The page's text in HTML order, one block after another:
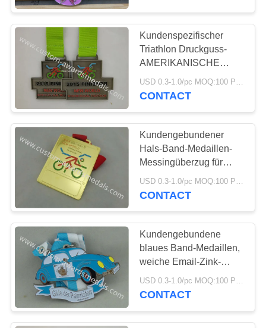
Kundenspezifischer
Triathlon Druckguss-
AMERIKANISCHE
Armee-Medaillen,
weiche Email-Medaillen-
CONTACT
Kundengebundener
Hals-Band-Medaillen-
Messingüberzug für
Kinder
CONTACT
Kundengebundene
blaues Band-Medaillen,
weiche Email-Zink-
Legierungs-Deloitte-
Medaillen
USD 0.3-1.0/pc MOQ:100 PC pro Entwurf
CONTACT